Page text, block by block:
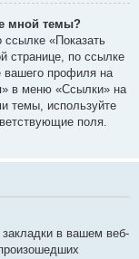
мной темы?
«Показать
странице, по ссылке
вашего профиля на
в меню «Ссылки» на
темы, используйте
поля.
в вашем веб-